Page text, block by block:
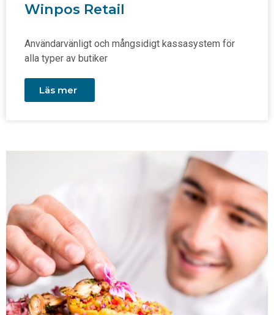
Winpos Retail
Användarvänligt och mångsidigt kassasystem för
alla typer av butiker
Läs mer